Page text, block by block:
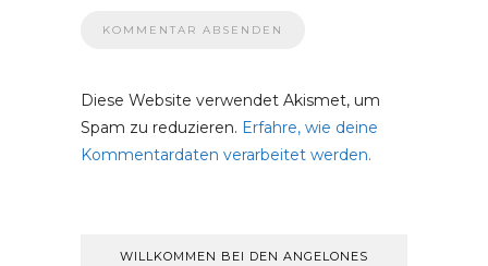
Diese Website verwendet Akismet, um
Spam zu reduzieren. Erfahre, wie deine
Kommentardaten verarbeitet werden.
WILLKOMMEN BEI DEN ANGELONES